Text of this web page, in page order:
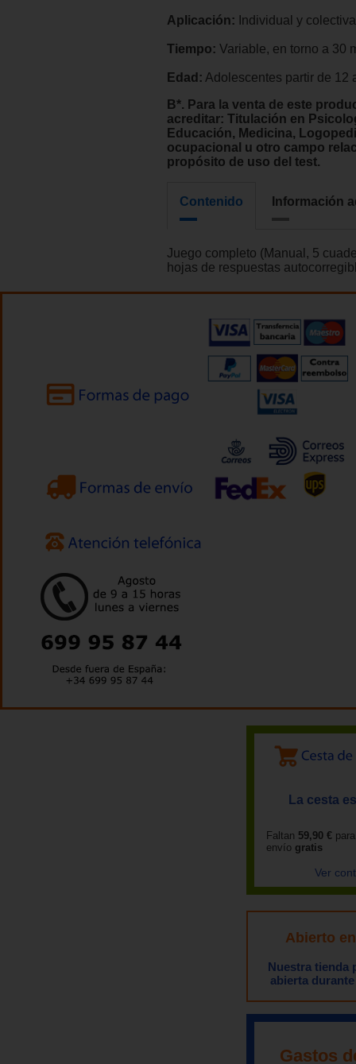
Aplicación: Individual y
Tiempo: Variable, en torno a 30
Edad: Adolescentes partir de 12
B*. Para la venta de este
acreditar: Titulación en
Educación, Medicina,
ocupacional u otro campo
propósito de uso del test.
Contenido Información
Juego completo (Manual, 5
hojas de respuestas
La cesta
Faltan 59,90 €
envío gratis
Ver
Abierto
Nuestra tienda
abierta
Gastos